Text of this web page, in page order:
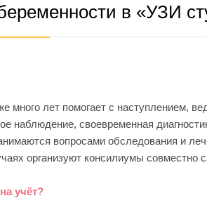
в «УЗИ
много лет помогает с наступлением,
наблюдение, своевременная
вопросами обследования и
организуют консилиумы совместно
учёт?